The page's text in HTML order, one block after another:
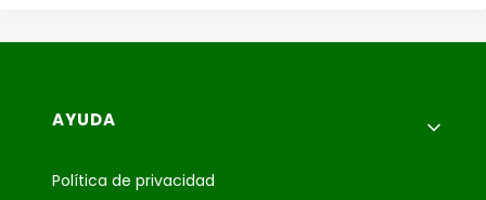
Menú de pie de página
AYUDA
Política de privacidad